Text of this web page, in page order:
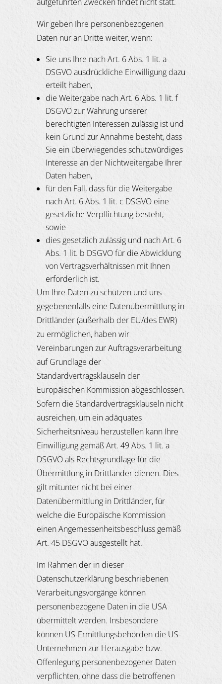
Wir geben Ihre personenbezogenen
Daten nur an Dritte weiter, wenn:
Sie uns Ihre nach Art. 6 Abs. 1 lit. a
DSGVO ausdrückliche Einwilligung dazu
erteilt haben,
die Weitergabe nach Art. 6 Abs. 1 lit. f
DSGVO zur Wahrung unserer
berechtigten Interessen zulässig ist und
kein Grund zur Annahme besteht, dass
Sie ein überwiegendes schutzwürdiges
Interesse an der Nichtweitergabe Ihrer
Daten haben,
für den Fall, dass für die Weitergabe
nach Art. 6 Abs. 1 lit. c DSGVO eine
gesetzliche Verpflichtung besteht,
sowie
dies gesetzlich zulässig und nach Art. 6
Abs. 1 lit. b DSGVO für die Abwicklung
von Vertragsverhältnissen mit Ihnen
erforderlich ist.
Um Ihre Daten zu schützen und uns
gegebenenfalls eine Datenübermittlung in
Drittländer (außerhalb der EU/des EWR)
zu ermöglichen, haben wir
Vereinbarungen zur Auftragsverarbeitung
auf Grundlage der
Standardvertragsklauseln der
Europäischen Kommission abgeschlossen.
Sofern die Standardvertragsklauseln nicht
ausreichen, um ein adäquates
Sicherheitsniveau herzustellen kann Ihre
Einwilligung gemäß Art. 49 Abs. 1 lit. a
DSGVO als Rechtsgrundlage für die
Übermittlung in Drittländer dienen. Dies
gilt mitunter nicht bei einer
Datenübermittlung in Drittländer, für
welche die Europäische Kommission
einen Angemessenheitsbeschluss gemäß
Art. 45 DSGVO ausgestellt hat.
Im Rahmen der in dieser
Datenschutzerklärung beschriebenen
Verarbeitungsvorgänge können
personenbezogene Daten in die USA
übermittelt werden. Insbesondere
können US-Ermittlungsbehörden die US-
Unternehmen zur Herausgabe bzw.
Offenlegung personenbezogener Daten
verpflichten, ohne dass die betroffenen